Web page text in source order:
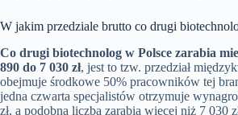
W jakim przedziale brutto co drugi
Co drugi biotechnolog w Polsce zarabia
890 do 7 030 zł, jest to tzw. przedział
obejmuje środkowe 50% pracowników tej
jedna czwarta specjalistów otrzymuje
zł, a podobna liczba zarabia więcej niż 7 030